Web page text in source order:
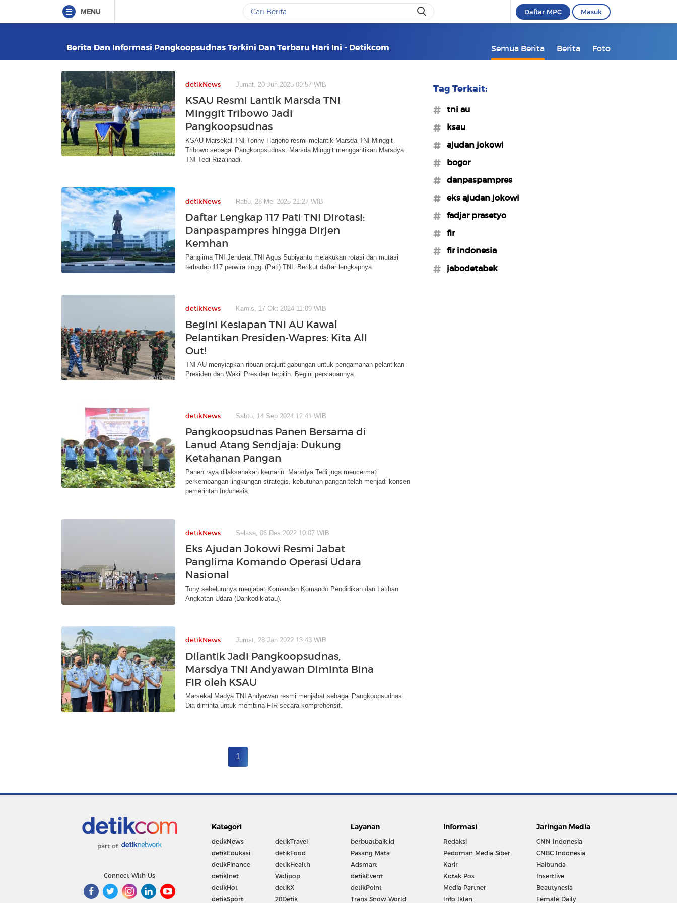
MENU Daftar MPC Masuk
Berita Dan Informasi Pangkoopsudnas Terkini Dan Terbaru Hari Ini - Detikcom Semua Berita Berita Foto
detikNews Jumat, 20 Jun 2025 09:57 WIB
KSAU Resmi Lantik Marsda TNI
Minggit Tribowo Jadi
Pangkoopsudnas
KSAU Marsekal TNI Tonny Harjono resmi melantik Marsda TNI Minggit
Tribowo sebagai Pangkoopsudnas. Marsda Minggit menggantikan Marsdya
TNI Tedi Rizalihadi.
detikNews Rabu, 28 Mei 2025 21:27 WIB
Daftar Lengkap 117 Pati TNI Dirotasi:
Danpaspampres hingga Dirjen
Kemhan
Panglima TNI Jenderal TNI Agus Subiyanto melakukan rotasi dan mutasi
terhadap 117 perwira tinggi (Pati) TNI. Berikut daftar lengkapnya.
detikNews Kamis, 17 Okt 2024 11:09 WIB
Begini Kesiapan TNI AU Kawal
Pelantikan Presiden-Wapres: Kita All
Out!
TNI AU menyiapkan ribuan prajurit gabungan untuk pengamanan pelantikan
Presiden dan Wakil Presiden terpilih. Begini persiapannya.
detikNews Sabtu, 14 Sep 2024 12:41 WIB
Pangkoopsudnas Panen Bersama di
Lanud Atang Sendjaja: Dukung
Ketahanan Pangan
Panen raya dilaksanakan kemarin. Marsdya Tedi juga mencermati
perkembangan lingkungan strategis, kebutuhan pangan telah menjadi konsen
pemerintah Indonesia.
detikNews Selasa, 06 Des 2022 10:07 WIB
Eks Ajudan Jokowi Resmi Jabat
Panglima Komando Operasi Udara
Nasional
Tony sebelumnya menjabat Komandan Komando Pendidikan dan Latihan
Angkatan Udara (Dankodiklatau).
detikNews Jumat, 28 Jan 2022 13:43 WIB
Dilantik Jadi Pangkoopsudnas,
Marsdya TNI Andyawan Diminta Bina
FIR oleh KSAU
Marsekal Madya TNI Andyawan resmi menjabat sebagai Pangkoopsudnas.
Dia diminta untuk membina FIR secara komprehensif.
1
Tag Terkait:
#tni au
#ksau
#ajudan jokowi
#bogor
#danpaspampres
#eks ajudan jokowi
#fadjar prasetyo
#fir
#fir indonesia
#jabodetabek
part of
Connect With Us
Kategori
detikNews
detikEdukasi
detikFinance
detikInet
detikHot
detikSport
detikTravel
detikFood
detikHealth
Wolipop
detikX
20Detik
Layanan
berbuatbaik.id
Pasang Mata
Adsmart
detikEvent
detikPoint
Trans Snow World
Informasi
Redaksi
Pedoman Media Siber
Karir
Kotak Pos
Media Partner
Info Iklan
Jaringan Media
CNN Indonesia
CNBC Indonesia
Haibunda
Insertlive
Beautynesia
Female Daily